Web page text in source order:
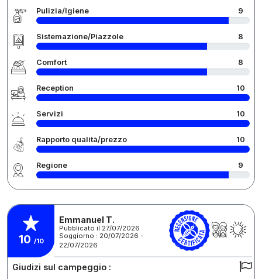
Pulizia/Igiene 9
Sistemazione/Piazzole 8
Comfort 8
Reception 10
Servizi 10
Rapporto qualità/prezzo 10
Regione 9
10 /10
Emmanuel T.
Pubblicato il 27/07/2026
Soggiorno : 20/07/2026 -
22/07/2026
Giudizi sul campeggio :